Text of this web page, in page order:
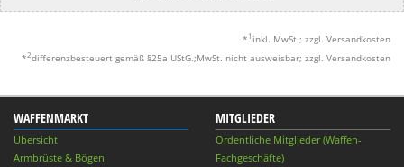
* 1 inkl. MwSt.; zzgl. Versandkosten
*2differenzbesteuert gemäß §25a UStG.;MwSt. nicht ausweisbar; zzgl. Versandkosten
WAFFENMARKT
Übersicht
Armbrüste & Bögen
MITGLIEDER
Ordentliche Mitglieder (Waffen-
Fachgeschäfte)